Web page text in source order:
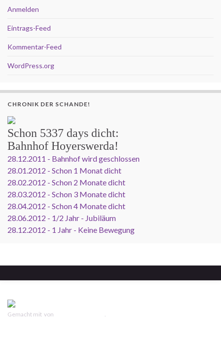
Anmelden
Eintrags-Feed
Kommentar-Feed
WordPress.org
CHRONIK DER SCHANDE!
Schon 5337 days dicht:
Bahnhof Hoyerswerda!
28.12.2011 - Bahnhof wird geschlossen
28.01.2012 - Schon 1 Monat dicht
28.02.2012 - Schon 2 Monate dicht
28.03.2012 - Schon 3 Monate dicht
28.04.2012 - Schon 4 Monate dicht
28.06.2012 - 1/2 Jahr - Jubiläum
28.12.2012 - 1 Jahr - Keine Bewegung
Gemacht mit von .